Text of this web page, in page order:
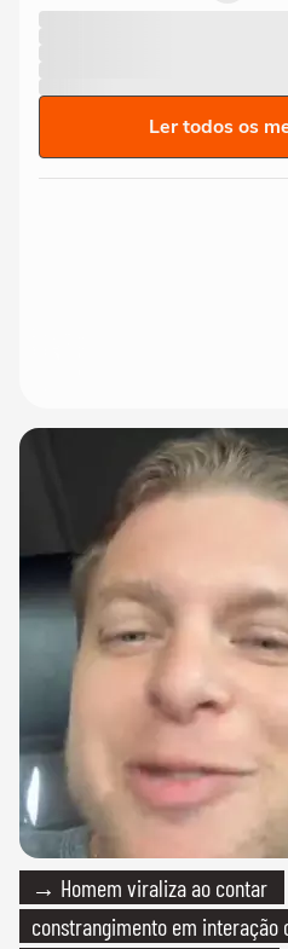
Ler todos os
→ Homem viraliza ao contar
constrangimento em interação